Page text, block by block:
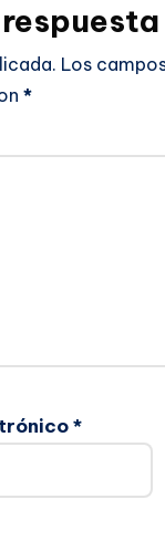
Los
*
*